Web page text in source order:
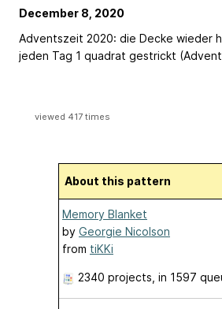
December 8, 2020
Adventszeit 2020: die Decke wieder
jeden Tag 1 quadrat gestrickt
viewed 417 times
About this pattern
Memory Blanket
by Georgie Nicolson
from tiKKi
2340 projects , in 1597